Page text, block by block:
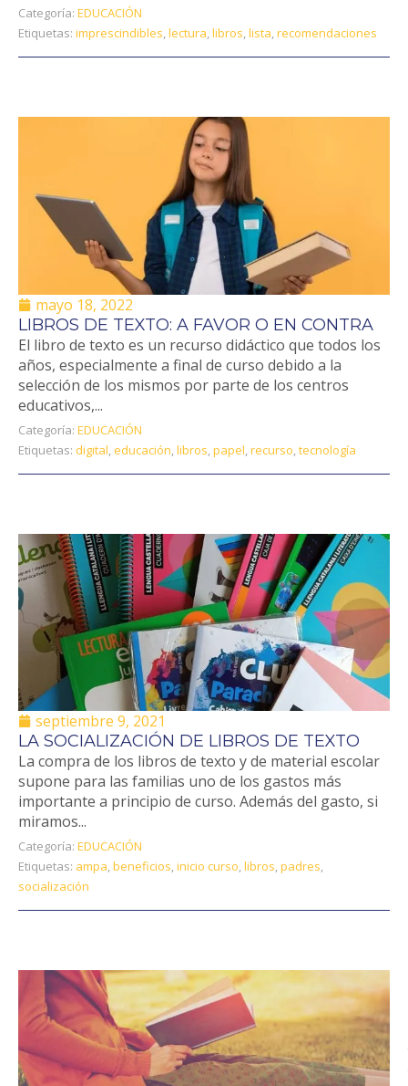
Categoría: EDUCACIÓN
Etiquetas: imprescindibles,lectura,libros,lista,recomendaciones
mayo 18, 2022
LIBROS DE TEXTO: A FAVOR O EN CONTRA
El libro de texto es un recurso didáctico que todos los
años, especialmente a final de curso debido a la
selección de los mismos por parte de los centros
educativos,...
Categoría: EDUCACIÓN
Etiquetas: digital,educación,libros,papel,recurso,tecnología
septiembre 9, 2021
LA SOCIALIZACIÓN DE LIBROS DE TEXTO
La compra de los libros de texto y de material escolar
supone para las familias uno de los gastos más
importante a principio de curso. Además del gasto, si
miramos...
Categoría: EDUCACIÓN
Etiquetas: ampa,beneficios,inicio curso,libros,padres,
socialización